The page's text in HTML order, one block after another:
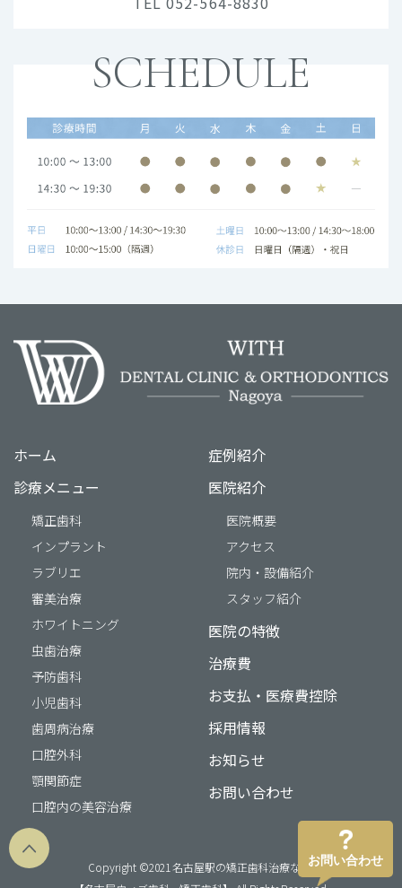
SCHEDULE
ホーム
診療メニュー
矯正歯科
インプラント
ラブリエ
審美治療
ホワイトニング
虫歯治療
予防歯科
小児歯科
歯周病治療
口腔外科
顎関節症
口腔内の美容治療
症例紹介
医院紹介
医院概要
アクセス
院内・設備紹介
スタッフ紹介
医院の特徴
治療費
お支払・医療費控除
採用情報
お知らせ
お問い合わせ
Copyright ©2021 名古屋駅の矯正歯科治療ならお問い合わせ